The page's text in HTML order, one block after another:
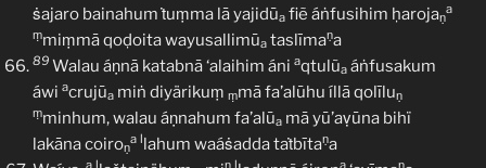
ṡajaro bainahum ṫuṃma lā yajidūa fiẽ áṅfusihim ḥarojaṇ
a
ṃmiṃmā qoḍoita wayusallimūa taslīmaṇa
89 Walau áṇnā katabnā ‘alaihim áni aqtulũa áṅfusakum
áwi acrujūa miṅ diyärikuṃ ṃmā fa’alūhu íllā qolīluṇ
ṃminhum, walau áṇnahum fa’alūa mā yū’aṿūna bihï
lakāna coiroṇ
a llahum waáṡadda taṫbītaṇa
a l ṇ l a ṇ